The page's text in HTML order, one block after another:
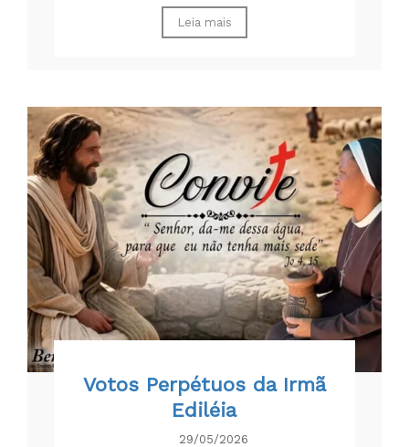
Leia mais
Votos Perpétuos da Irmã
Ediléia
29/05/2026